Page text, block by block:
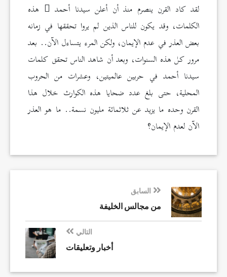
لقد كاد القرن ينصرم منذ أن أعلن سيدنا أحمد
هذه
الكلمات، وقد يكون للناس الذين لم يروا تحققها في زمانه
بعض العذر في عدم الإيمان، ولكن المرء يتساءل الآن.. بعد
مرور كل هذه السنوات، وبعد أن شاهد الناس تحقق كلمات
سيدنا أحمد في حربين عالميتين، وعشرات من الحروب
المحلية، حتى بلغ عدد ضحايا هذه الكوارث خلال هذا
القرن وحده ما يزيد عن ثلاثمائة مليون نسمة.. ما هو العذر
الآن لعدم الإيمان؟
السابق
من مجالس الخليفة
التالي
أخبار وتعليقات